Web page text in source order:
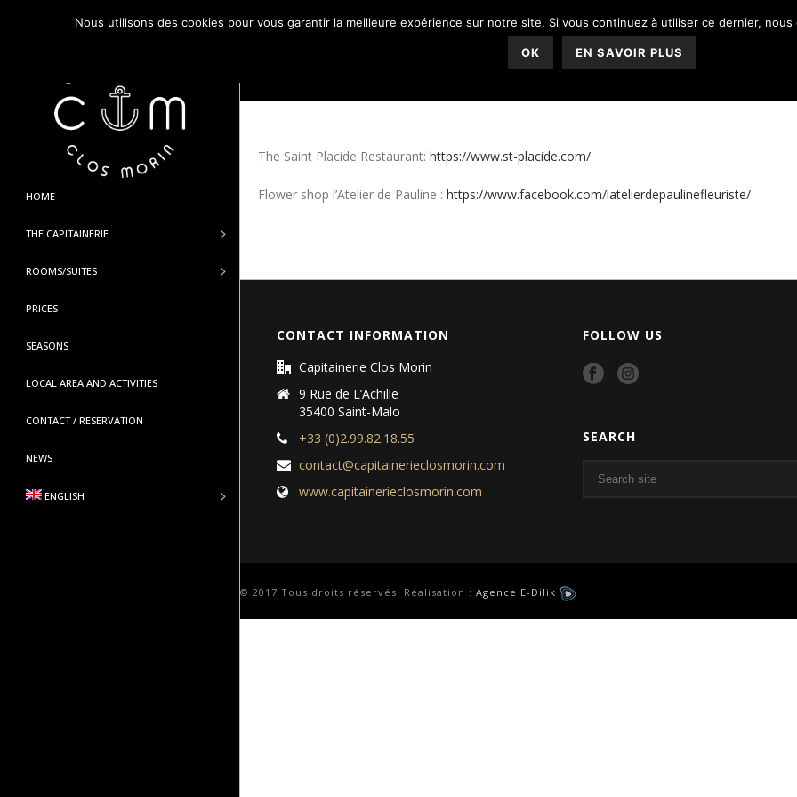
HOME
THE CAPITAINERIE
ROOMS/SUITES
PRICES
SEASONS
LOCAL AREA AND ACTIVITIES
CONTACT / RESERVATION
NEWS
ENGLISH
The Saint Placide Restaurant: https://www.st-placide.com/
Flower shop l’Atelier de Pauline : https://www.facebook.com/latelierdepaulinefleuriste/
CONTACT INFORMATION
Capitainerie Clos Morin
9 Rue de L’Achille
35400 Saint-Malo
+33 (0)2.99.82.18.55
contact@capitainerieclosmorin.com
www.capitainerieclosmorin.com
FOLLOW US
SEARCH
© 2017 Tous droits réservés. Réalisation : Agence E-Dilik
Nous utilisons des cookies pour vous garantir la meilleure expérience sur notre site. Si vous continuez à utiliser ce dernier,
OK EN SAVOIR PLUS